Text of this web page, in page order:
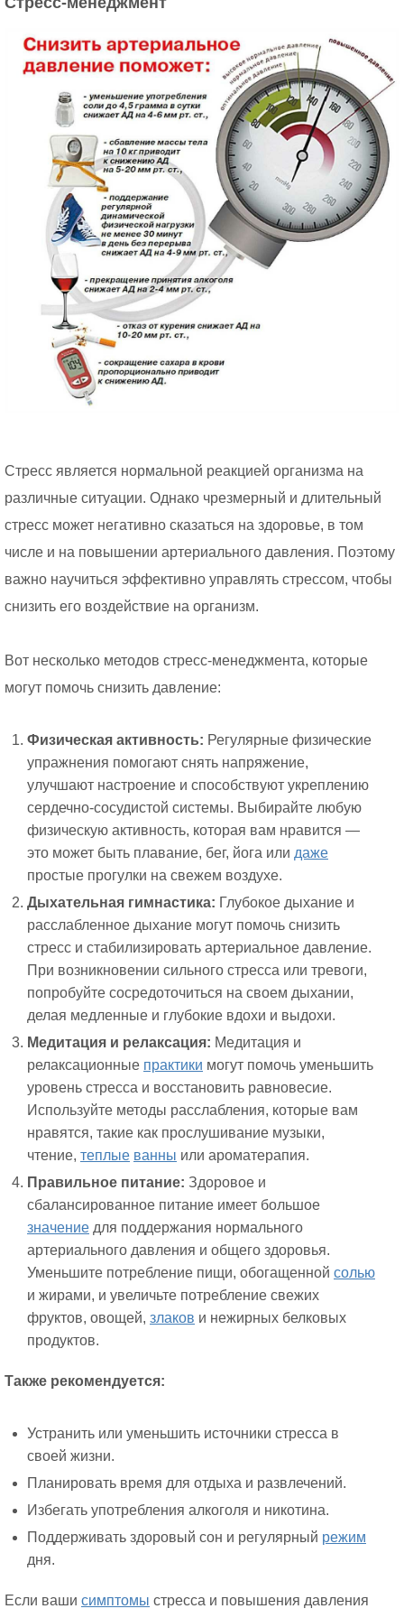
Стресс является нормальной реакцией организма на
различные ситуации. Однако чрезмерный и длительный
стресс может негативно сказаться на здоровье, в том
числе и на повышении артериального давления. Поэтому
важно научиться эффективно управлять стрессом, чтобы
снизить его воздействие на организм.
Вот несколько методов стресс-менеджмента, которые
могут помочь снизить давление:
Физическая активность: Регулярные физические
упражнения помогают снять напряжение,
улучшают настроение и способствуют укреплению
сердечно-сосудистой системы. Выбирайте любую
физическую активность, которая вам нравится —
это может быть плавание, бег, йога или даже
простые прогулки на свежем воздухе.
Дыхательная гимнастика: Глубокое дыхание и
расслабленное дыхание могут помочь снизить
стресс и стабилизировать артериальное давление.
При возникновении сильного стресса или тревоги,
попробуйте сосредоточиться на своем дыхании,
делая медленные и глубокие вдохи и выдохи.
Медитация и релаксация: Медитация и
релаксационные практики могут помочь уменьшить
уровень стресса и восстановить равновесие.
Используйте методы расслабления, которые вам
нравятся, такие как прослушивание музыки,
чтение, теплые ванны или ароматерапия.
Правильное питание: Здоровое и
сбалансированное питание имеет большое
значение для поддержания нормального
артериального давления и общего здоровья.
Уменьшите потребление пищи, обогащенной солью
и жирами, и увеличьте потребление свежих
фруктов, овощей, злаков и нежирных белковых
продуктов.
Также рекомендуется:
Устранить или уменьшить источники стресса в
своей жизни.
Планировать время для отдыха и развлечений.
Избегать употребления алкоголя и никотина.
Поддерживать здоровый сон и регулярный режим
дня.
Если ваши симптомы стресса и повышения давления